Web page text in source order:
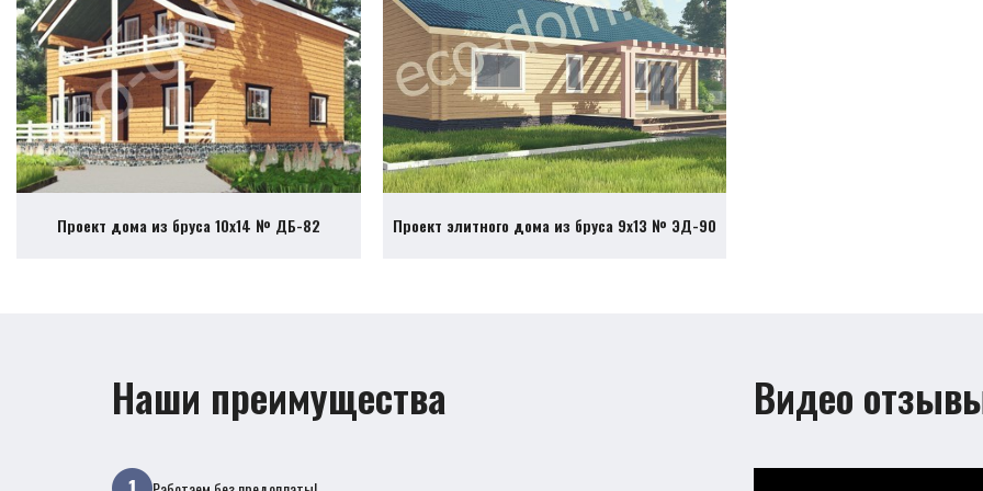
Проект дома из бруса 10х14 № ДБ-82 Проект элитного дома из бруса 9х13 № ЭД-90
Наши преимущества Видео